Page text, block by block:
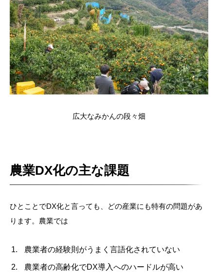
広大なみかんの段々畑
農業DX化の主な課題
ひとことでDX化と言っても、どの産業にも特有の問題があ
ります。農業では
農業者の経験則がうまく言語化されていない
農業者の高齢化でDX導入へのハードルが高い